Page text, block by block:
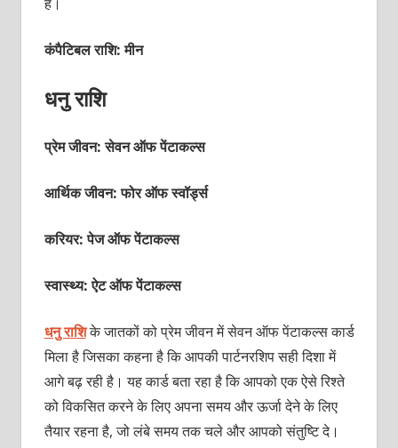
कंपैटिबल राशि: मीन
धनु राशि
प्रेम जीवन: सेवन ऑफ पेंटाकल्‍स
आर्थिक जीवन: फोर ऑफ स्‍वॉर्ड्स
करियर: पेज ऑफ पेंटाकल्‍स
स्वास्थ्य: ऐट ऑफ पेंटाकल्‍स
धनु राशिके जातकों को प्रेम जीवन में सेवन ऑफ पेंटाकल्‍स कार्ड
मिला है जिसका कहना है कि आपकी पार्टनरशिप सही दिशा में
आगे बढ़ रही है। यह कार्ड बता रहा है कि आपको एक ऐसे रिश्‍ते
को विकसित करने के लिए अपना समय और ऊर्जा देने के लिए
तैयार रहना है, जो लंबे समय तक चले और आपको संतुष्टि दे।